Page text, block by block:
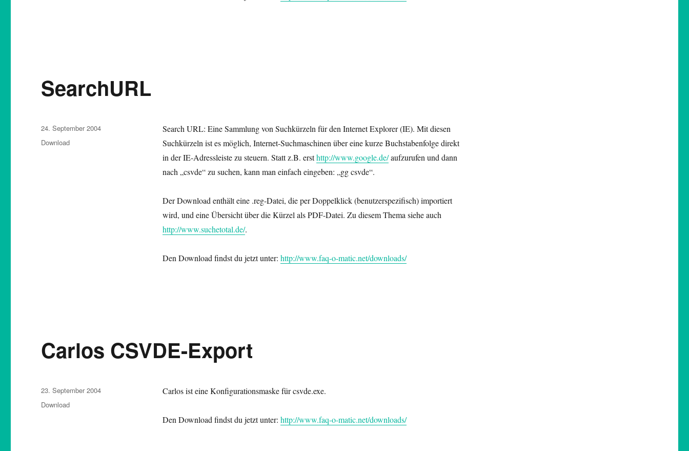
SearchURL
Search URL: Eine Sammlung von Suchkürzeln für den Internet Explorer (IE). Mit diesen
Suchkürzeln ist es möglich, Internet-Suchmaschinen über eine kurze Buchstabenfolge direkt
in der IE-Adressleiste zu steuern. Statt z.B. ersthttp://www.google.de/aufzurufen und dann
nach „csvde“ zu suchen, kann man einfach eingeben: „gg csvde“.
Der Download enthält eine .reg-Datei, die per Doppelklick (benutzerspezifisch) importiert
wird, und eine Übersicht über die Kürzel als PDF-Datei. Zu diesem Thema siehe auch
http://www.suchetotal.de/.
Den Download findst du jetzt unter: http://www.faq-o-matic.net/downloads/
Veröffentlicht
am
24. September 2004
Kategorien
Download
Carlos CSVDE-Export
Carlos ist eine Konfigurationsmaske für csvde.exe.
Den Download findst du jetzt unter: http://www.faq-o-matic.net/downloads/
Veröffentlicht
am
23. September 2004
Kategorien
Download